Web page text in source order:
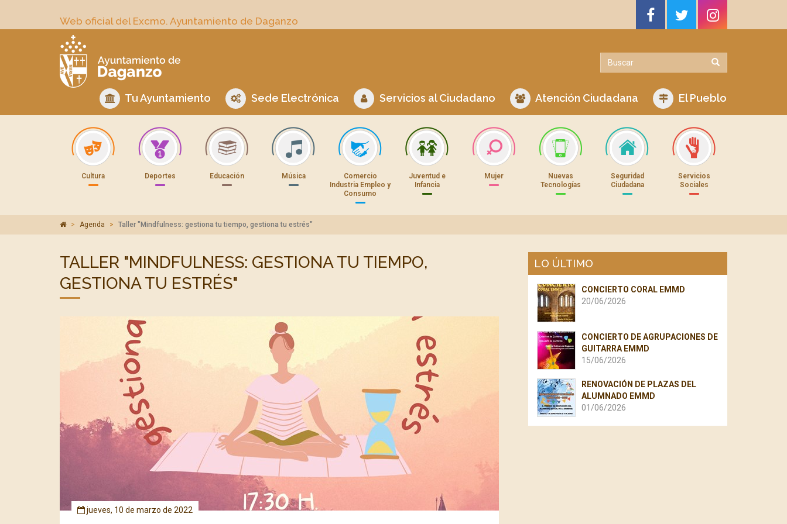
Web oficial del Excmo. Ayuntamiento de Daganzo
Tu Ayuntamiento Sede Electrónica Servicios al Ciudadano Atención Ciudadana El Pueblo
Cultura Deportes Educación Música
Comercio
Industria Empleo y
Consumo
Juventud e
Infancia
Mujer
Nuevas
Tecnologías
Seguridad
Ciudadana
Servicios
Sociales
Agenda Taller "Mindfulness: gestiona tu tiempo, gestiona tu estrés"
TALLER "MINDFULNESS: GESTIONA TU TIEMPO,
GESTIONA TU ESTRÉS"
jueves, 10 de marzo de 2022
LO ÚLTIMO
CONCIERTO CORAL EMMD
20/06/2026
CONCIERTO DE AGRUPACIONES DE
GUITARRA EMMD
15/06/2026
RENOVACIÓN DE PLAZAS DEL
ALUMNADO EMMD
01/06/2026